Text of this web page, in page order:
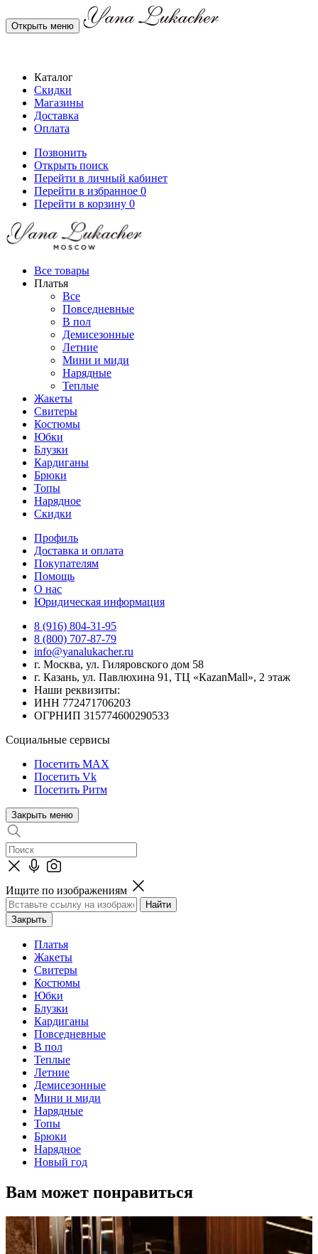
Открыть меню
Каталог
Скидки
Магазины
Доставка
Оплата
Позвонить
Открыть поиск
Перейти в личный кабинет
Перейти в избранное 0
Перейти в корзину 0
Все товары
Платья
Все
Повседневные
В пол
Демисезонные
Летние
Мини и миди
Нарядные
Теплые
Жакеты
Свитеры
Костюмы
Юбки
Блузки
Кардиганы
Брюки
Топы
Нарядное
Скидки
Профиль
Доставка и оплата
Покупателям
Помощь
О нас
Юридическая информация
8 (916) 804-31-95
8 (800) 707-87-79
info@yanalukacher.ru
г. Москва, ул. Гиляровского дом 58
г. Казань, ул. Павлюхина 91, ТЦ «КazanMall», 2 этаж
Наши реквизиты:
ИНН 772471706203
ОГРНИП 315774600290533
Социальные сервисы
Посетить MAX
Посетить Vk
Посетить Ритм
Закрыть меню
Ищите по изображениям
Закрыть
Платья
Жакеты
Свитеры
Костюмы
Юбки
Блузки
Кардиганы
Повседневные
В пол
Теплые
Летние
Демисезонные
Мини и миди
Нарядные
Топы
Брюки
Нарядное
Новый год
Вам может понравиться